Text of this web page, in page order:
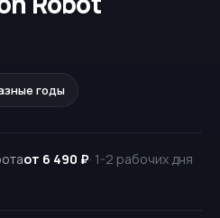
годы
от 6 490 ₽· 1-2 рабочих дня